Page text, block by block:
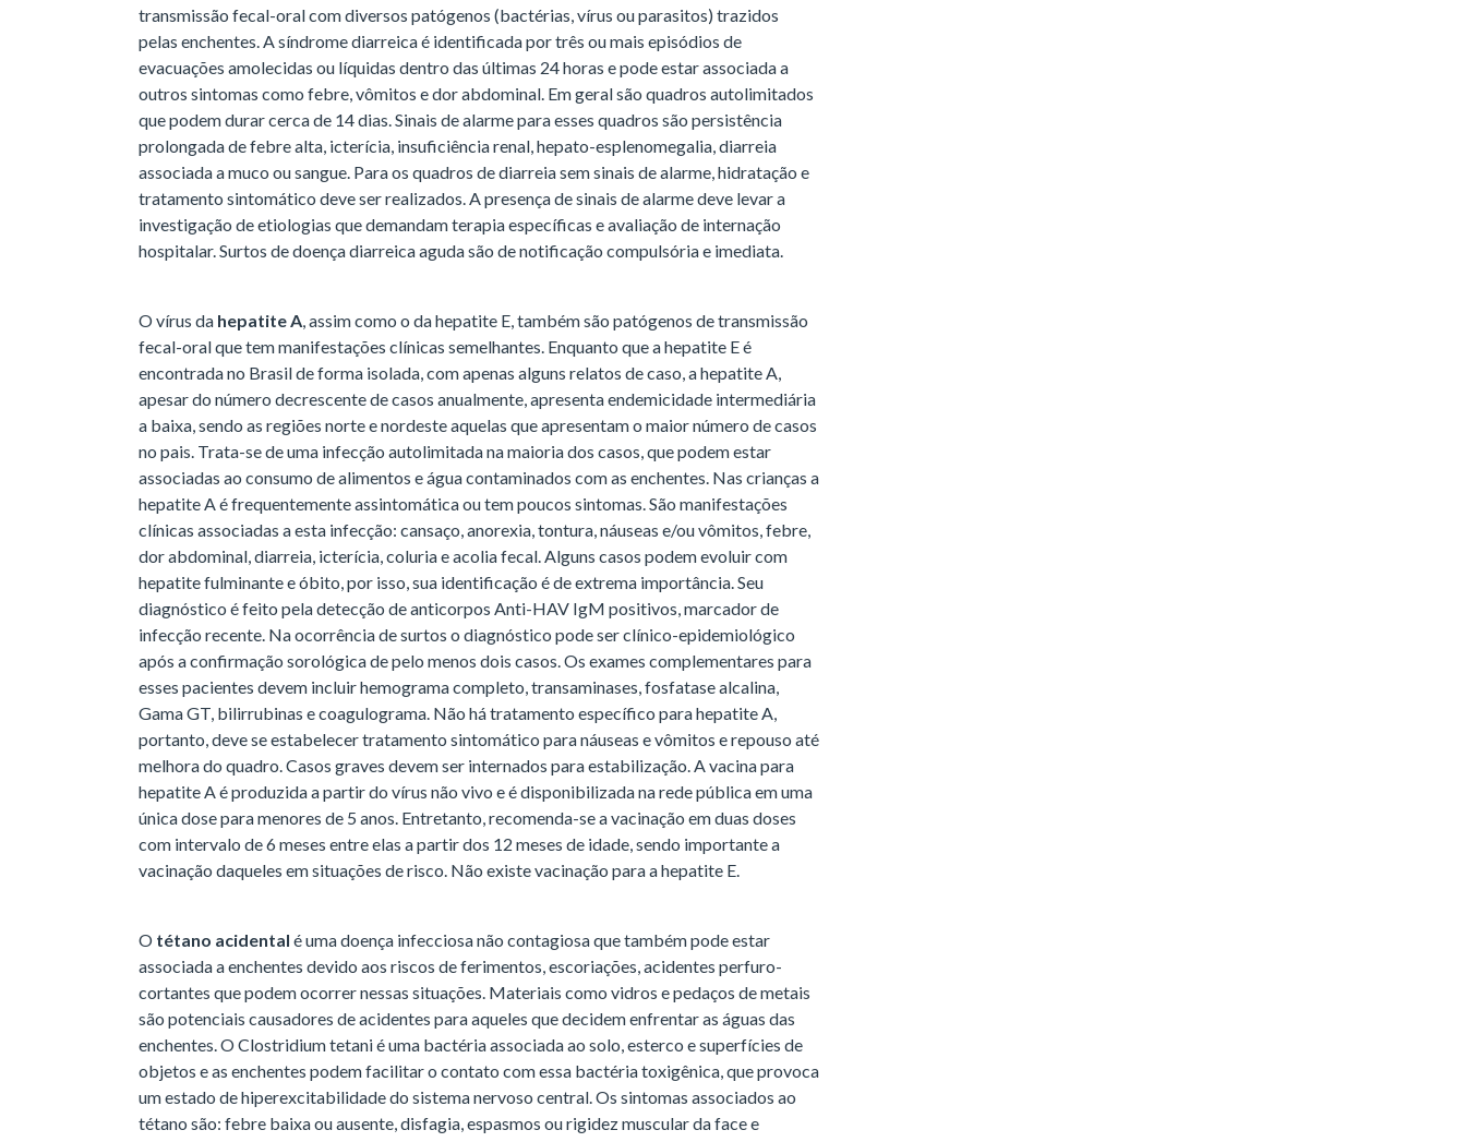
transmissão fecal-oral com diversos patógenos (bactérias, vírus ou parasitos) trazidos
pelas enchentes. A síndrome diarreica é identificada por três ou mais episódios de
evacuações amolecidas ou líquidas dentro das últimas 24 horas e pode estar associada a
outros sintomas como febre, vômitos e dor abdominal. Em geral são quadros autolimitados
que podem durar cerca de 14 dias. Sinais de alarme para esses quadros são persistência
prolongada de febre alta, icterícia, insuficiência renal, hepato-esplenomegalia, diarreia
associada a muco ou sangue. Para os quadros de diarreia sem sinais de alarme, hidratação e
tratamento sintomático deve ser realizados. A presença de sinais de alarme deve levar a
investigação de etiologias que demandam terapia específicas e avaliação de internação
hospitalar. Surtos de doença diarreica aguda são de notificação compulsória e imediata.
O vírus da hepatite A, assim como o da hepatite E, também são patógenos de transmissão
fecal-oral que tem manifestações clínicas semelhantes. Enquanto que a hepatite E é
encontrada no Brasil de forma isolada, com apenas alguns relatos de caso, a hepatite A,
apesar do número decrescente de casos anualmente, apresenta endemicidade intermediária
a baixa, sendo as regiões norte e nordeste aquelas que apresentam o maior número de casos
no pais. Trata-se de uma infecção autolimitada na maioria dos casos, que podem estar
associadas ao consumo de alimentos e água contaminados com as enchentes. Nas crianças a
hepatite A é frequentemente assintomática ou tem poucos sintomas. São manifestações
clínicas associadas a esta infecção: cansaço, anorexia, tontura, náuseas e/ou vômitos, febre,
dor abdominal, diarreia, icterícia, coluria e acolia fecal. Alguns casos podem evoluir com
hepatite fulminante e óbito, por isso, sua identificação é de extrema importância. Seu
diagnóstico é feito pela detecção de anticorpos Anti-HAV IgM positivos, marcador de
infecção recente. Na ocorrência de surtos o diagnóstico pode ser clínico-epidemiológico
após a confirmação sorológica de pelo menos dois casos. Os exames complementares para
esses pacientes devem incluir hemograma completo, transaminases, fosfatase alcalina,
Gama GT, bilirrubinas e coagulograma. Não há tratamento específico para hepatite A,
portanto, deve se estabelecer tratamento sintomático para náuseas e vômitos e repouso até
melhora do quadro. Casos graves devem ser internados para estabilização. A vacina para
hepatite A é produzida a partir do vírus não vivo e é disponibilizada na rede pública em uma
única dose para menores de 5 anos. Entretanto, recomenda-se a vacinação em duas doses
com intervalo de 6 meses entre elas a partir dos 12 meses de idade, sendo importante a
vacinação daqueles em situações de risco. Não existe vacinação para a hepatite E.
O tétano acidental é uma doença infecciosa não contagiosa que também pode estar
associada a enchentes devido aos riscos de ferimentos, escoriações, acidentes perfuro-
cortantes que podem ocorrer nessas situações. Materiais como vidros e pedaços de metais
são potenciais causadores de acidentes para aqueles que decidem enfrentar as águas das
enchentes. O Clostridium tetani é uma bactéria associada ao solo, esterco e superfícies de
objetos e as enchentes podem facilitar o contato com essa bactéria toxigênica, que provoca
um estado de hiperexcitabilidade do sistema nervoso central. Os sintomas associados ao
tétano são: febre baixa ou ausente, disfagia, espasmos ou rigidez muscular da face e